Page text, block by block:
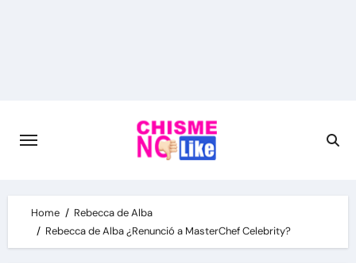
Home
Rebecca de Alba
Rebecca de Alba ¿Renunció a MasterChef Celebrity?